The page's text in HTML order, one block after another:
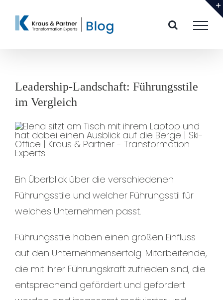
Inhalt
Leadership-Landschaft: Führungsstile
im Vergleich
Ein Überblick über die verschiedenen
Führungsstile und welcher Führungsstil für
welches Unternehmen passt.
Führungsstile haben einen großen Einfluss
auf den Unternehmenserfolg. Mitarbeitende,
die mit ihrer Führungskraft zufrieden sind, die
entsprechend gefördert und gefordert